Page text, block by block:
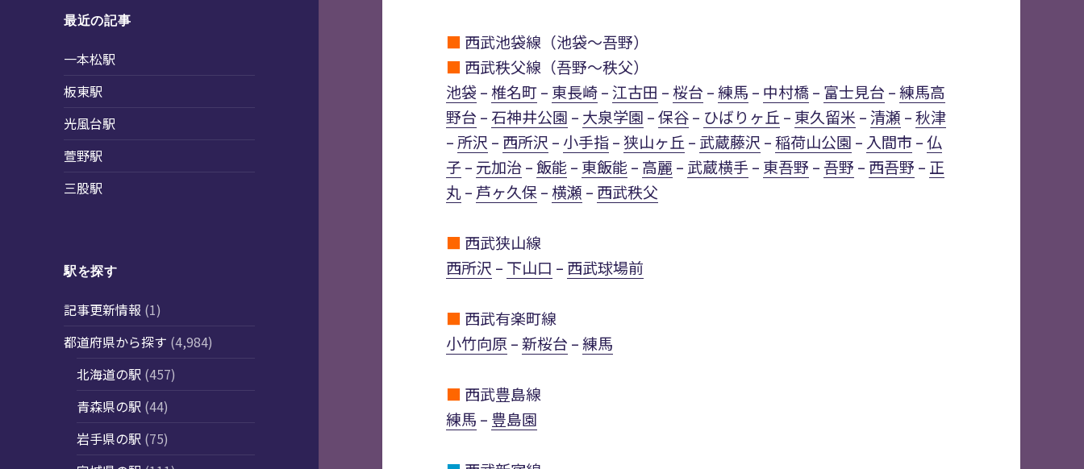
最近の記事
一本松駅
板東駅
光風台駅
萱野駅
三股駅
駅を探す
記事更新情報 (1)
都道府県から探す (4,984)
北海道の駅 (457)
青森県の駅 (44)
岩手県の駅 (75)
■ 西武池袋線（池袋～吾野）
■ 西武秩父線（吾野～秩父）
池袋 –椎名町– 東長崎–江古田 –桜台 –練馬 – 中村橋– 富士見台 –練馬高
野台 – 石神井公園 – 大泉学園 –保谷– ひばりヶ丘 – 東久留米 –清瀬 –秋津
– 所沢 – 西所沢 – 小手指–狭山ヶ丘 – 武蔵藤沢 –稲荷山公園 – 入間市 –仏
子– 元加治–飯能– 東飯能– 高麗 – 武蔵横手– 東吾野 –吾野 – 西吾野 – 正
丸– 芦ヶ久保 – 横瀬 – 西武秩父
■ 西武狭山線
西所沢 – 下山口 – 西武球場前
■ 西武有楽町線
小竹向原 –新桜台 –練馬
■ 西武豊島線
練馬 – 豊島園